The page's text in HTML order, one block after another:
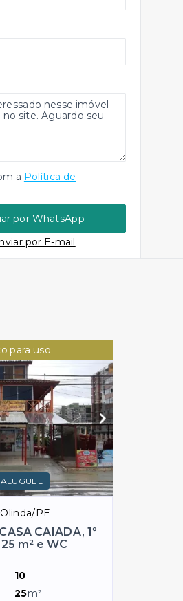
a Política de
por WhatsApp
por E-mail
para uso
ALUGUEL
Olinda/PE
CAIADA, 1º
m² e WC
10
25m²